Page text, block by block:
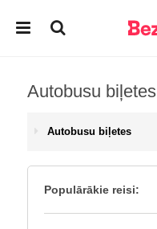
Autobusu biļetes
Autobusu biļetes
Populārākie reisi: